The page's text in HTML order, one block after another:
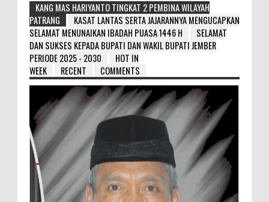
KANG MAS HARIYANTO TINGKAT 2 PEMBINA WILAYAH
PATRANG
KASAT LANTAS SERTA JAJARANNYA MENGUCAPKAN
SELAMAT MENUNAIKAN IBADAH PUASA 1446 H
SELAMAT
DAN SUKSES KEPADA BUPATI DAN WAKIL BUPATI JEMBER
PERIODE 2025 - 2030
HOT IN
WEEK
RECENT COMMENTS